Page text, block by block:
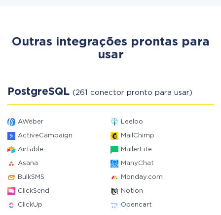
Outras integrações prontas para
usar
PostgreSQL (261 conector pronto para usar)
AWeber Leeloo
ActiveCampaign MailChimp
Airtable MailerLite
Asana ManyChat
BulkSMS Monday.com
ClickSend Notion
ClickUp Opencart